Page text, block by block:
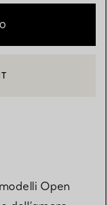
PRENOTA UN
Open